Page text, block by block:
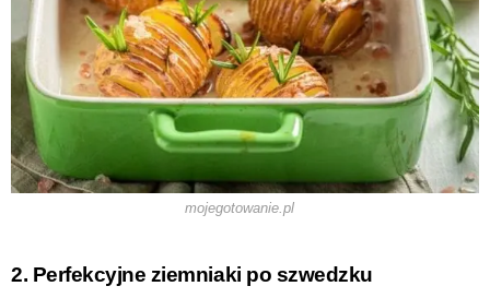
mojegotowanie.pl
2. Perfekcyjne ziemniaki po szwedzku